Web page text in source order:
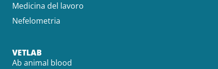
Medicina del lavoro
Nefelometria
VETLAB
Ab animal blood